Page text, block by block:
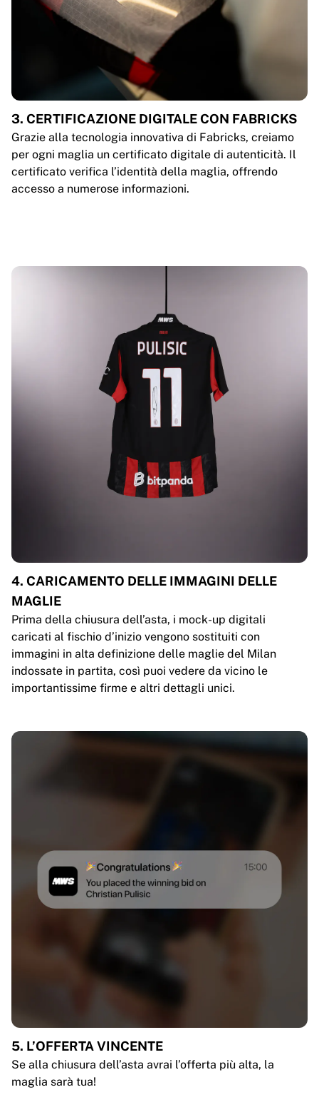
3. CERTIFICAZIONE DIGITALE CON FABRICKS
Grazie alla tecnologia innovativa di Fabricks, creiamo
per ogni maglia un certificato digitale di autenticità. Il
certificato verifica l’identità della maglia, offrendo
accesso a numerose informazioni.
4. CARICAMENTO DELLE IMMAGINI DELLE
MAGLIE
Prima della chiusura dell’asta, i mock-up digitali
caricati al fischio d’inizio vengono sostituiti con
immagini in alta definizione delle maglie del Milan
indossate in partita, così puoi vedere da vicino le
importantissime firme e altri dettagli unici.
5. L’OFFERTA VINCENTE
Se alla chiusura dell’asta avrai l’offerta più alta, la
maglia sarà tua!